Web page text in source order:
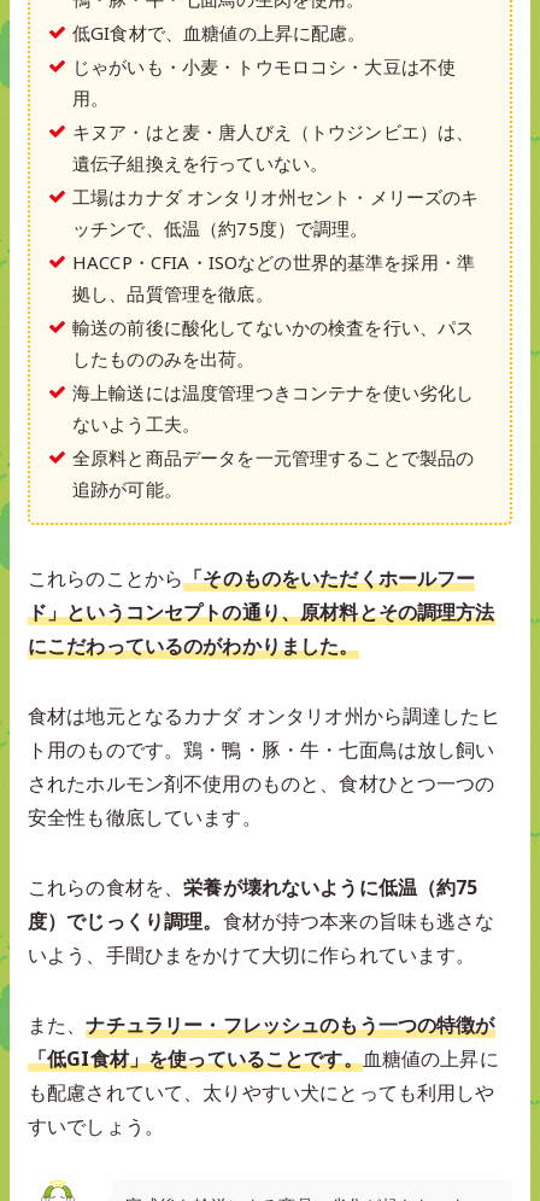
低GI食材で、血糖値の上昇に配慮。
じゃがいも・小麦・トウモロコシ・大豆は不使
用。
キヌア・はと麦・唐人びえ（トウジンビエ）は、
遺伝子組換えを行っていない。
工場はカナダ オンタリオ州セント・メリーズのキ
ッチンで、低温（約75度）で調理。
HACCP・CFIA・ISOなどの世界的基準を採用・準
拠し、品質管理を徹底。
輸送の前後に酸化してないかの検査を行い、パス
したもののみを出荷。
海上輸送には温度管理つきコンテナを使い劣化し
ないよう工夫。
全原料と商品データを一元管理することで製品の
追跡が可能。
これらのことから「そのものをいただくホールフー
ド」というコンセプトの通り、原材料とその調理方法
にこだわっているのがわかりました。
食材は地元となるカナダ オンタリオ州から調達したヒ
ト用のものです。鶏・鴨・豚・牛・七面鳥は放し飼い
されたホルモン剤不使用のものと、食材ひとつ一つの
安全性も徹底しています。
これらの食材を、栄養が壊れないように低温（約75
度）でじっくり調理。 食材が持つ本来の旨味も逃さな
いよう、手間ひまをかけて大切に作られています。
また、ナチュラリー・フレッシュのもう一つの特徴が
「低GI食材」を使っていることです。血糖値の上昇に
も配慮されていて、太りやすい犬にとっても利用しや
すいでしょう。